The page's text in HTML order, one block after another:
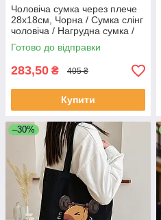
Чоловіча cумка через плече
28х18см, Чорна / Сумка слінг
чоловіча / Нагрудна сумка /
Сумка кросбоді
Готово до відправки
283,50 ₴ 405 ₴
Купити
–30%